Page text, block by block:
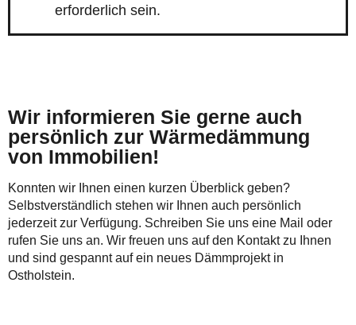
erforderlich sein.
Wir informieren Sie gerne auch
persönlich zur Wärmedämmung
von Immobilien!
Konnten wir Ihnen einen kurzen Überblick geben?
Selbstverständlich stehen wir Ihnen auch persönlich
jederzeit zur Verfügung. Schreiben Sie uns eine Mail oder
rufen Sie uns an. Wir freuen uns auf den Kontakt zu Ihnen
und sind gespannt auf ein neues Dämmprojekt in
Ostholstein.